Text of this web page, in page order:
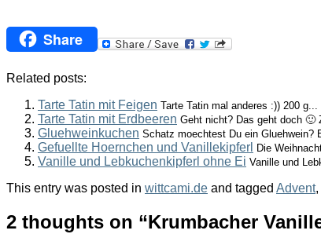
Share
Related posts:
Tarte Tatin mit Feigen Tarte Tatin mal anderes :)) 200 g...
Tarte Tatin mit Erdbeeren Geht nicht? Das geht doch 🙂
Gluehweinkuchen Schatz moechtest Du ein Gluehwein?
Gefuellte Hoernchen und Vanillekipferl Die
Vanille und Lebkuchenkipferl ohne Ei Vanille und
This entry was posted in wittcami.de and tagged Advent,
2 thoughts on “Krumbacher